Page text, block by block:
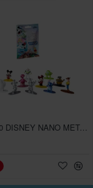
JADA 100 DISNEY NANO METALFIGS ΤΥΧΑΙΑ ΦΙΓΟΥΡΑ